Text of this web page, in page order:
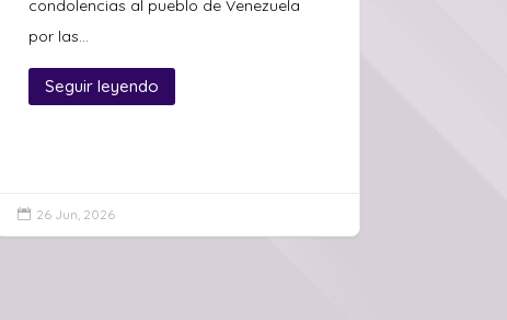
condolencias al pueblo de Venezuela
por las...
Seguir leyendo
 26 Jun, 2026